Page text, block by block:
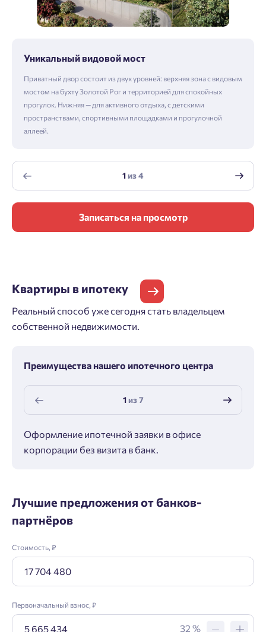
Уникальный видовой мост
Приватный двор состоит из двух уровней: верхняя зона с видовым
мостом на бухту Золотой Рог и территорией для спокойных
прогулок. Нижняя — для активного отдыха, с детскими
пространствами, спортивными площадками и прогулочной
аллеей.
1из4
Записаться на просмотр
Квартиры в ипотеку
Реальный способ уже сегодня стать владельцем
собственной недвижимости.
Преимущества нашего ипотечного центра
1из7
Оформление ипотечной заявки в офисе
корпорации без визита в банк.
Лучшие предложения от банков-
партнёров
Стоимость, ₽
Первоначальный взнос, ₽
32 %
Заявка на ипотеку
перезвоним.